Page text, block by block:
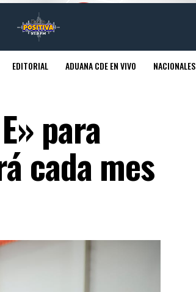
EDITORIAL ADUANA CDE EN VIVO NACIONALES
para
cada mes